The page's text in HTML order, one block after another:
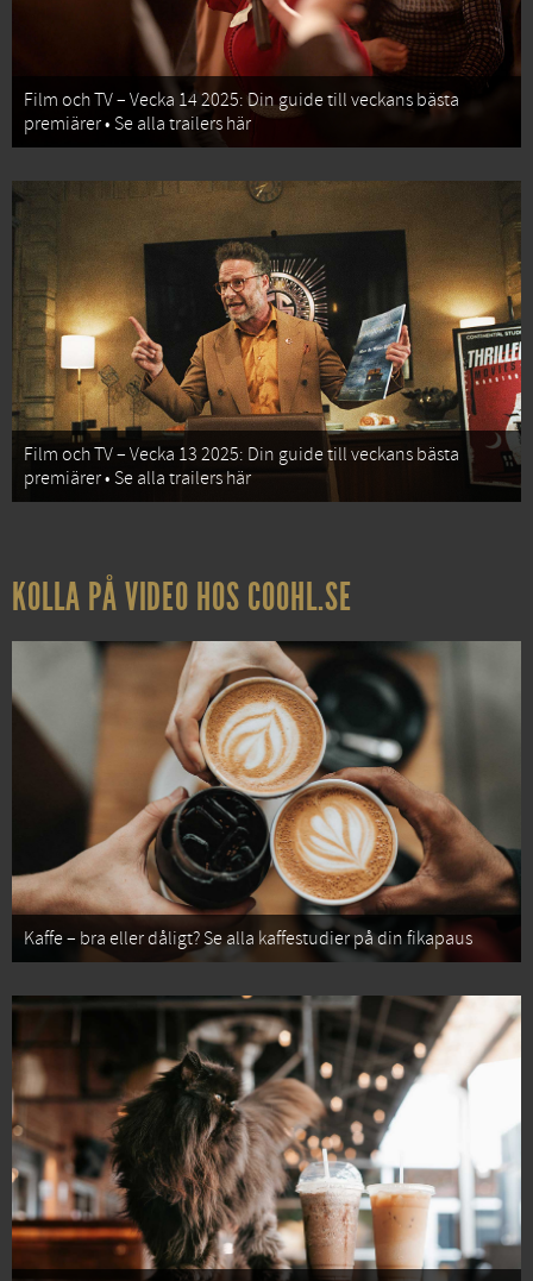
Film och TV – Vecka 14 2025: Din guide till veckans bästa
premiärer • Se alla trailers här
Film och TV – Vecka 13 2025: Din guide till veckans bästa
premiärer • Se alla trailers här
KOLLA PÅ VIDEO HOS COOHL.SE
Kaffe – bra eller dåligt? Se alla kaffestudier på din fikapaus